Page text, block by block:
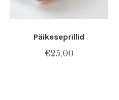
Päikeseprillid
€25,00